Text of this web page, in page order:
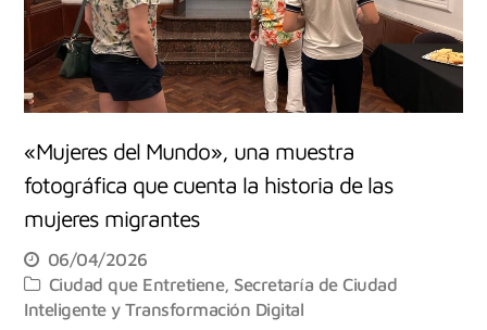
«Mujeres del Mundo», una muestra
fotográfica que cuenta la historia de las
mujeres migrantes
06/04/2026
Ciudad que Entretiene, Secretaría de Ciudad
Inteligente y Transformación Digital